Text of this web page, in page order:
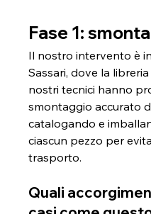
Fase 1:
Il nostro intervento è
Sassari, dove la
nostri tecnici hanno
smontaggio accurato
catalogando e
ciascun pezzo per
trasporto.
Quali